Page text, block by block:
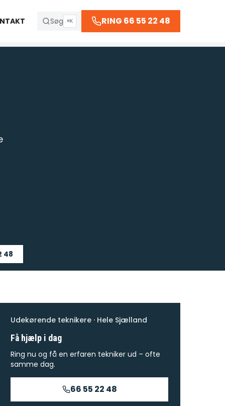
Søg ⌘K RING 66 55 22 48
66 55 22 48
48
Udekørende teknikere · Hele Sjælland
Få hjælp i dag
Ring nu og få en erfaren tekniker ud – ofte
samme dag.
66 55 22 48